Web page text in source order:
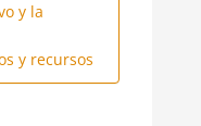
y la
y recursos